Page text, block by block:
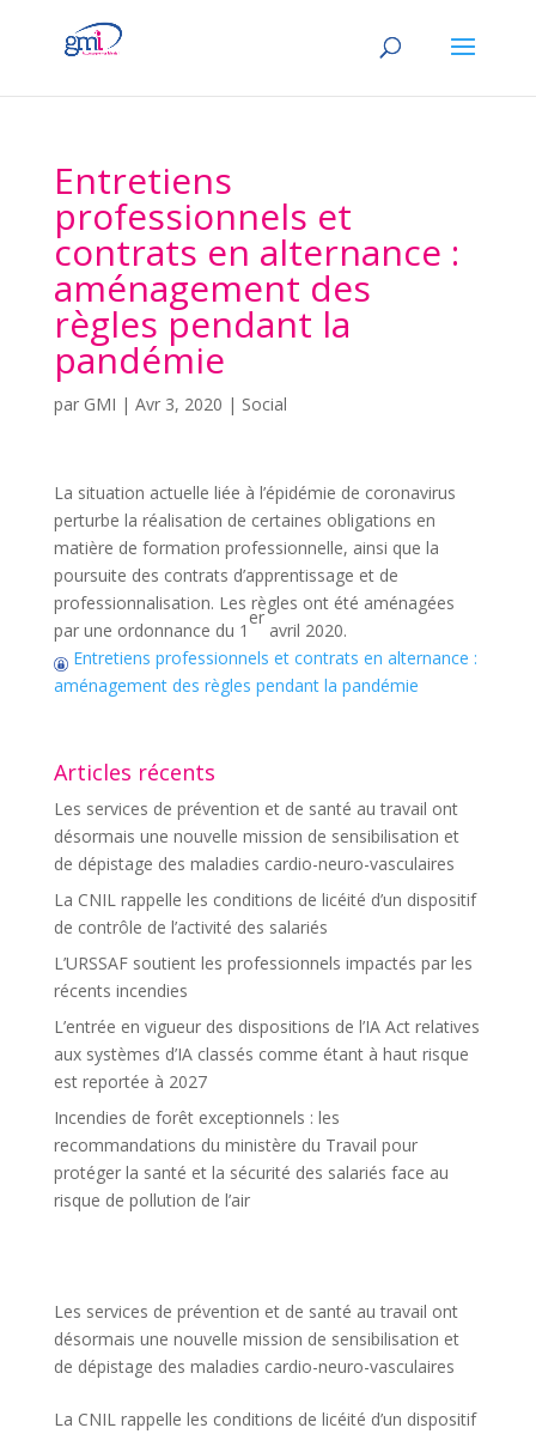
Entretiens
professionnels et
contrats en alternance :
aménagement des
règles pendant la
pandémie
par GMI | Avr 3, 2020 | Social
La situation actuelle liée à l’épidémie de coronavirus
perturbe la réalisation de certaines obligations en
matière de formation professionnelle, ainsi que la
poursuite des contrats d’apprentissage et de
professionnalisation. Les règles ont été aménagées
par une ordonnance du 1
er
avril 2020.
Entretiens professionnels et contrats en alternance :
aménagement des règles pendant la pandémie
Articles récents
Les services de prévention et de santé au travail ont
désormais une nouvelle mission de sensibilisation et
de dépistage des maladies cardio-neuro-vasculaires
La CNIL rappelle les conditions de licéité d’un dispositif
de contrôle de l’activité des salariés
L’URSSAF soutient les professionnels impactés par les
récents incendies
L’entrée en vigueur des dispositions de l’IA Act relatives
aux systèmes d’IA classés comme étant à haut risque
est reportée à 2027
Incendies de forêt exceptionnels : les
recommandations du ministère du Travail pour
protéger la santé et la sécurité des salariés face au
risque de pollution de l’air
Les services de prévention et de santé au travail ont
désormais une nouvelle mission de sensibilisation et
de dépistage des maladies cardio-neuro-vasculaires
La CNIL rappelle les conditions de licéité d’un dispositif